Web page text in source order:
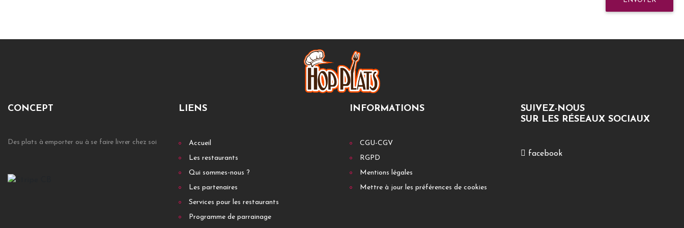
CONCEPT
Des plats à emporter ou à se faire livrer chez soi
LIENS
Accueil
Les restaurants
Qui sommes-nous ?
Les partenaires
Services pour les restaurants
Programme de parrainage
INFORMATIONS
CGU-CGV
RGPD
Mentions légales
Mettre à jour les préférences de cookies
SUIVEZ-NOUS
SUR LES RÉSEAUX SOCIAUX
facebook